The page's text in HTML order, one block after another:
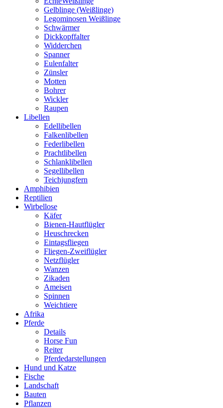
Gelblinge (Weißlinge)
Legominosen Weißlinge
Schwärmer
Dickkopffalter
Widderchen
Spanner
Eulenfalter
Zünsler
Motten
Bohrer
Wickler
Raupen
Libellen
Edellibellen
Falkenlibellen
Federlibellen
Prachtlibellen
Schlanklibellen
Segellibellen
Teichjungfern
Amphibien
Reptilien
Wirbellose
Käfer
Bienen-Hautflügler
Heuschrecken
Eintagsfliegen
Fliegen-Zweiflügler
Netzflügler
Wanzen
Zikaden
Ameisen
Spinnen
Weichtiere
Afrika
Pferde
Details
Horse Fun
Reiter
Pferdedarstellungen
Hund und Katze
Fische
Landschaft
Bauten
Pflanzen